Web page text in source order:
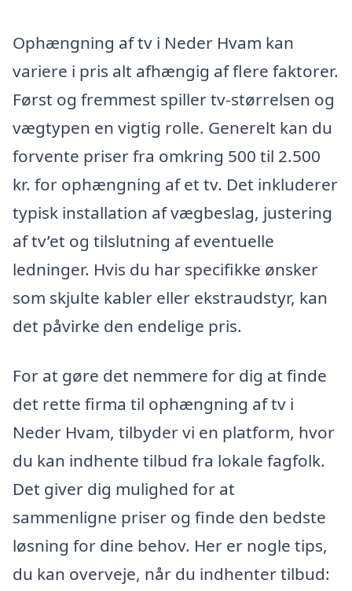
Ophængning af tv i Neder Hvam kan
variere i pris alt afhængig af flere faktorer.
Først og fremmest spiller tv-størrelsen og
vægtypen en vigtig rolle. Generelt kan du
forvente priser fra omkring 500 til 2.500
kr. for ophængning af et tv. Det inkluderer
typisk installation af vægbeslag, justering
af tv’et og tilslutning af eventuelle
ledninger. Hvis du har specifikke ønsker
som skjulte kabler eller ekstraudstyr, kan
det påvirke den endelige pris.
For at gøre det nemmere for dig at finde
det rette firma til ophængning af tv i
Neder Hvam, tilbyder vi en platform, hvor
du kan indhente tilbud fra lokale fagfolk.
Det giver dig mulighed for at
sammenligne priser og finde den bedste
løsning for dine behov. Her er nogle tips,
du kan overveje, når du indhenter tilbud: